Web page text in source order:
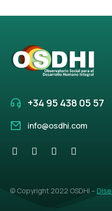
+34 95 438 05 57
info@osdhi.com
© Copyright 2022 OSDHI –